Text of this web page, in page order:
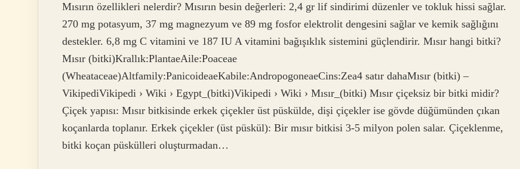
Mısırın özellikleri nelerdir? Mısırın besin değerleri: 2,4 gr lif sindirimi düzenler ve tokluk hissi sağlar.
270 mg potasyum, 37 mg magnezyum ve 89 mg fosfor elektrolit dengesini sağlar ve kemik sağlığını
destekler. 6,8 mg C vitamini ve 187 IU A vitamini bağışıklık sistemini güçlendirir. Mısır hangi bitki?
Mısır (bitki)Krallık:PlantaeAile:Poaceae
(Wheataceae)Altfamily:PanicoideaeKabile:AndropogoneaeCins:Zea4 satır dahaMısır (bitki) –
VikipediVikipedi › Wiki › Egypt_(bitki)Vikipedi › Wiki › Mısır_(bitki) Mısır çiçeksiz bir bitki midir?
Çiçek yapısı: Mısır bitkisinde erkek çiçekler üst püskülde, dişi çiçekler ise gövde düğümünden çıkan
koçanlarda toplanır. Erkek çiçekler (üst püskül): Bir mısır bitkisi 3-5 milyon polen salar. Çiçeklenme,
bitki koçan püskülleri oluşturmadan…